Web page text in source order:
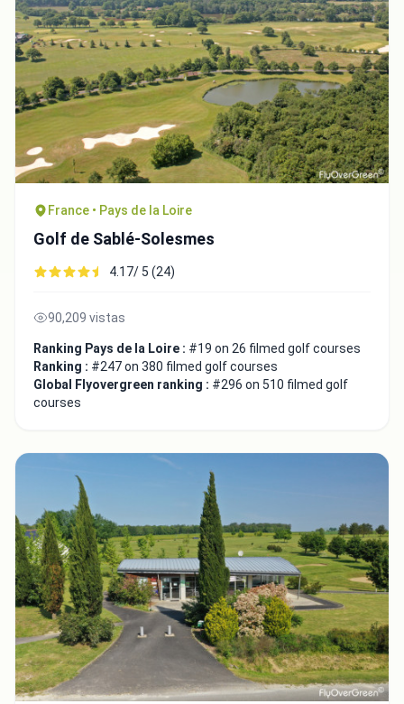
France • Pays de la Loire
Golf de Sablé-Solesmes
4.17/ 5 (24)
90,209 vistas
Ranking Pays de la Loire : #19 on 26 filmed golf courses
Ranking : #247 on 380 filmed golf courses
Global Flyovergreen ranking : #296 on 510 filmed golf
courses